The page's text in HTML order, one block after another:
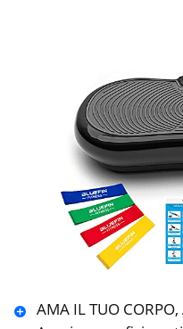
AMA IL TUO